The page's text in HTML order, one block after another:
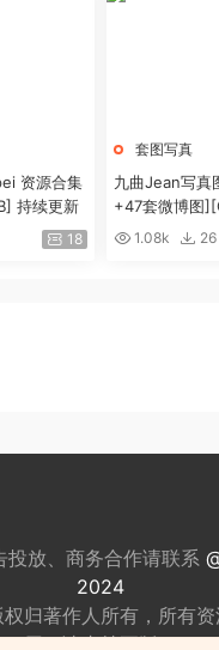
资源合集
持续更新
18
套图写真
九曲Jean写真
+47套微博图
更新]1.08k 26
投放、商务合作请联系
2024
归著作人所有，所有
用，请支持正版。